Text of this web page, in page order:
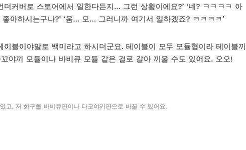
커버로 스토어에서 일한다든지… 그런 상황이에요?’ ‘네? ㅋㅋㅋㅋ 아
아하시는구나?’ ‘움… 모… 그러니까 여기서 일하겠죠? ㅋㅋㅋㅋ’
블이야말로 백미라고 하시더군요. 테이블이 모두 모듈형이라 테이블끼
야끼 모듈이나 바비큐 모듈 같은 걸로 갈아 끼울 수도 있어요. 오오!
고, 저 화구를 바비큐판이나 다코야키판으로 바꿀 수 있어요.